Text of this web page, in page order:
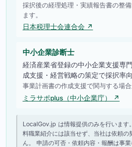
採択後の経理処理・実績報告書の整
ます。
日本税理士会連合会 ↗
中小企業診断士
経済産業省登録の中小企業支援専
成支援・経営戦略の策定で採択率向
事業計画書の作成支援で関与する場合
ミラサポplus（中小企業庁） ↗
LocalGov.jp は情報提供のみを行います
料職業紹介には該当せず、当社は依頼の
ん。 申請の可否・依頼内容・報酬は事